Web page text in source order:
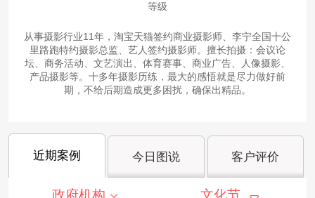
等级
从事摄影行业11年，淘宝天猫签约商业摄影师、李宁全国十公
里路跑特约摄影总监、艺人签约摄影师。擅长拍摄：会议论
坛、商务活动、文艺演出、体育赛事、商业广告、人像摄影、
产品摄影等。十多年摄影历练，最大的感悟就是尽力做好前
期，不给后期造成更多困扰，确保出精品。
近期案例 今日图说 客户评价
政府机构 文化节